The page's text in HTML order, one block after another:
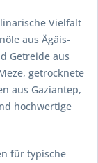
Vielfalt
aus Ägäis-
Getreide aus
getrocknete
aus Gaziantep,
hochwertige
für typische